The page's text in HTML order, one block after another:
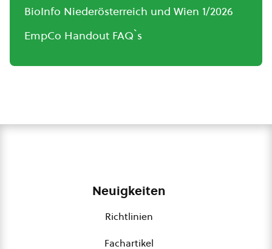
BioInfo Niederösterreich und Wien 1/2026
EmpCo Handout FAQ`s
Neuigkeiten
Richtlinien
Fachartikel